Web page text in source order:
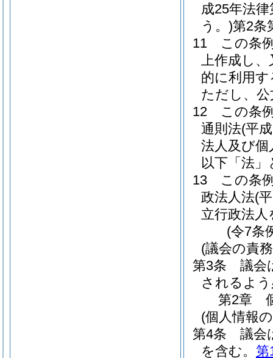
成25年法
う。)第2条
11
この条
上作成し
的に利用
ただし、
12
この条
通則法(平
法人及び
以下「法
13
この条
政法人法(
立行政法
(令7条
(議会の責
第3条
議会
されるよ
第2章
(個人情報
第4条
議会
を含む。 第